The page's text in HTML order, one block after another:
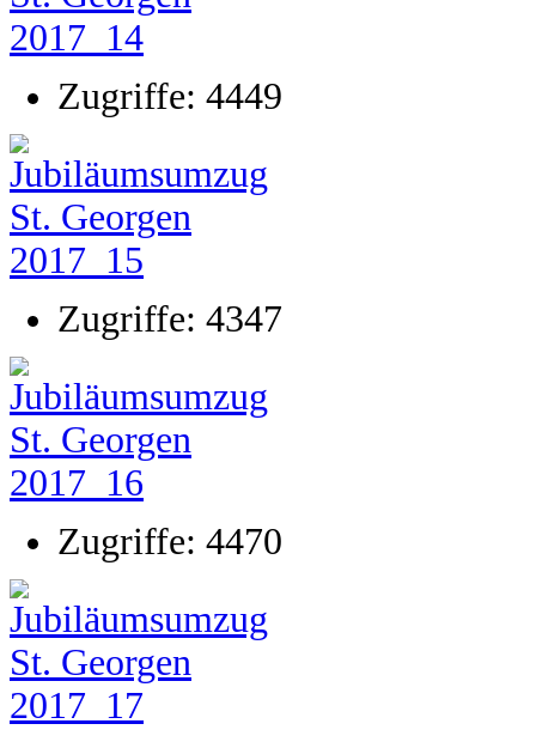
Zugriffe: 4449
Zugriffe: 4347
Zugriffe: 4470